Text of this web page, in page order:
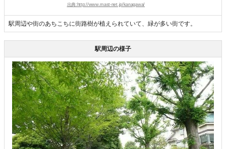
出典:http://www.mast-net.jp/kanagawa/
駅周辺や街のあちこちに街路樹が植えられていて、緑が多い街です。
駅周辺の様子